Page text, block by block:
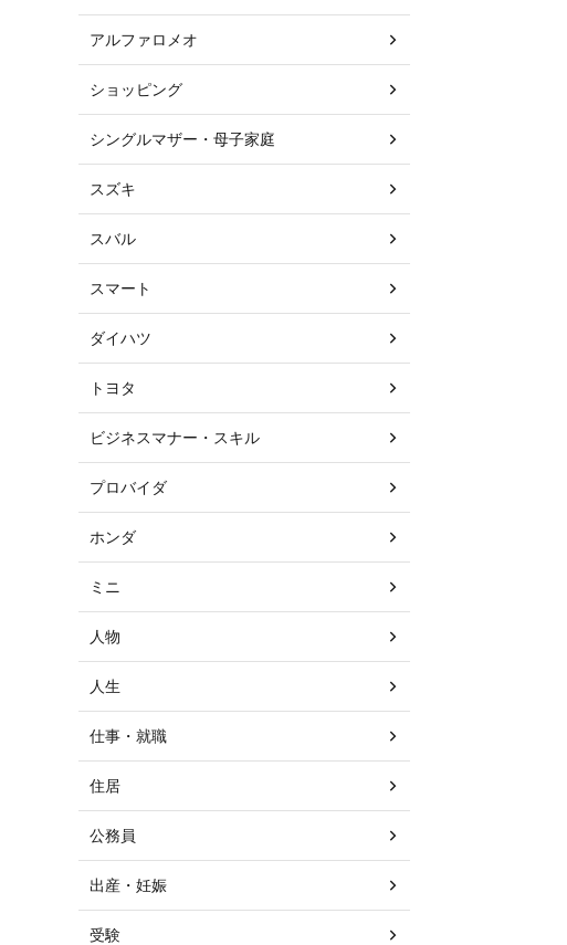
アルファロメオ
ショッピング
シングルマザー・母子家庭
スズキ
スバル
スマート
ダイハツ
トヨタ
ビジネスマナー・スキル
プロバイダ
ホンダ
ミニ
人物
人生
仕事・就職
住居
公務員
出産・妊娠
受験